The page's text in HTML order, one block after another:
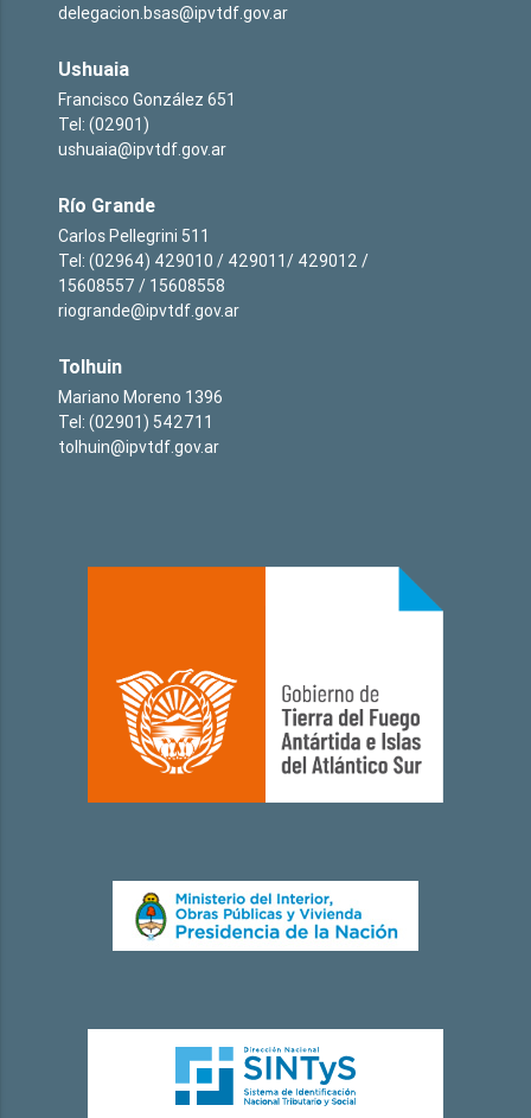
delegacion.bsas@ipvtdf.gov.ar
Ushuaia
Francisco González 651
Tel: (02901)
ushuaia@ipvtdf.gov.ar
Río Grande
Carlos Pellegrini 511
Tel: (02964) 429010 / 429011/ 429012 /
15608557 / 15608558
riogrande@ipvtdf.gov.ar
Tolhuin
Mariano Moreno 1396
Tel: (02901) 542711
tolhuin@ipvtdf.gov.ar